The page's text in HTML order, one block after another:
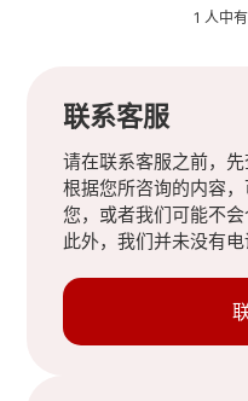
1 人中
联系客服
请在联系客服之前，先
根据您所咨询的内容
您，或者我们可能不会
此外，我们并未没有电